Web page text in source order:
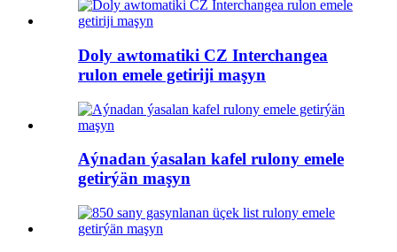
Doly awtomatiki CZ Interchangea
rulon emele getiriji maşyn
Aýnadan ýasalan kafel rulony emele
getirýän maşyn